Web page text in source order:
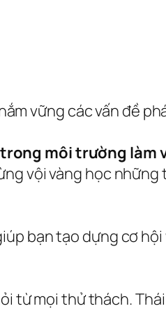
vững các vấn đề
môi trường làm
vội vàng học
bạn tạo dựng cơ hội
từ mọi thử thách.